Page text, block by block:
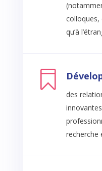
colloques,
qu’à

des
recherche